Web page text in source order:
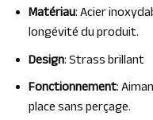
Matériau: Acier
longévité du produit.
Design: Strass brillant
Fonctionnement:
place sans perçage.